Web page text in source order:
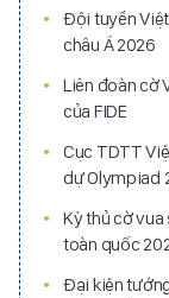
Đội tuyển
châu Á 2026
Liên đoàn cờ
của FIDE
Cục TDTT
dự Olympiad
Kỳ thủ cờ
toàn quốc
Đại kiện